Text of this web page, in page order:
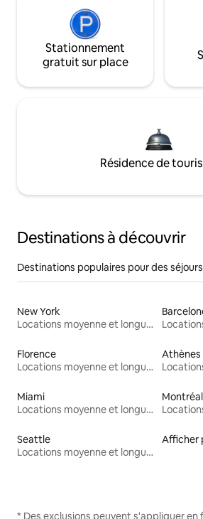
Stationnement
gratuit sur place
Résidence de
Destinations à découvrir
Destinations populaires pour des
New York
Locations moyenne et longue durée
Florence
Locations moyenne et longue durée
Athènes
Miami
Locations moyenne et longue durée
Montréal
Seattle
Locations moyenne et longue durée
Afficher
* Des exclusions peuvent s'appliquer en